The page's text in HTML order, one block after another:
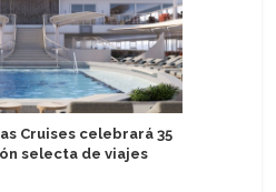
Cruises celebrará 35
selecta de viajes